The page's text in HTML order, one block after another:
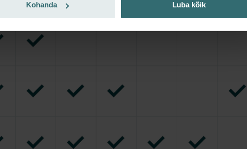
Kohanda Luba kõik